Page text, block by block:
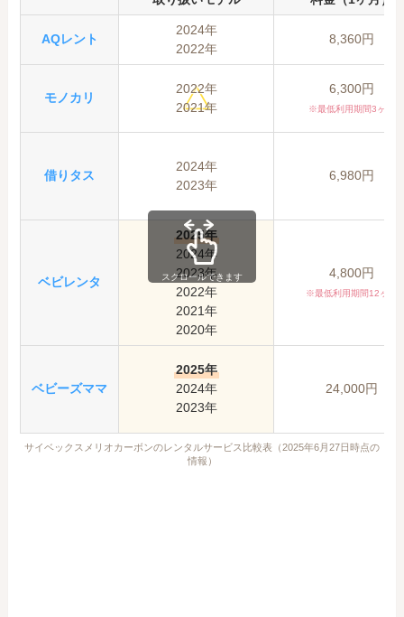
AQレント
2024年
2022年
8,360円
モノカリ
2022年
2021年
6,300円
※最低利用期間3ヶ月
借りタス
2024年
2023年
6,980円
ベビレンタ
2025年
2024年
2023年
2022年
2021年
2020年
4,800円
※最低利用期間12ヶ月
ベビーズママ
2025年
2024年
2023年
24,000円
サイベックスメリオカーボンのレンタルサービス比較表（2025年6月27日時点の
情報）
スクロールできます